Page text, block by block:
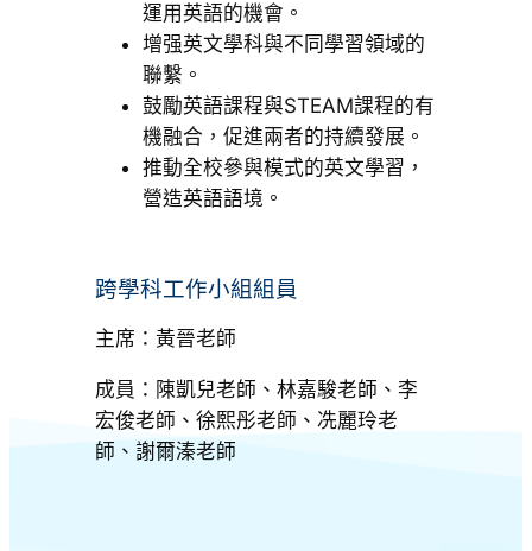
運用英語的機會。
增强英文學科與不同學習領域的
聯繫。
鼓勵英語課程與STEAM課程的有
機融合，促進兩者的持續發展。
推動全校參與模式的英文學習，
營造英語語境。
跨學科工作小組組員
主席：黃晉老師
成員：陳凱兒老師、林嘉駿老師、李
宏俊老師、徐熙彤老師、冼麗玲老
師、謝爾溱老師